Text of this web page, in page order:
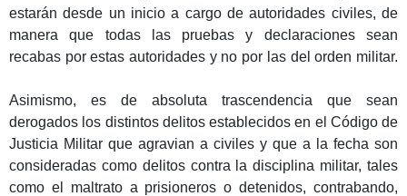
estarán desde un inicio a cargo de autoridades civiles, de
manera que todas las pruebas y declaraciones sean
recabas por estas autoridades y no por las del orden militar.
Asimismo, es de absoluta trascendencia que sean
derogados los distintos delitos establecidos en el Código de
Justicia Militar que agravian a civiles y que a la fecha son
consideradas como delitos contra la disciplina militar, tales
como el maltrato a prisioneros o detenidos, contrabando,